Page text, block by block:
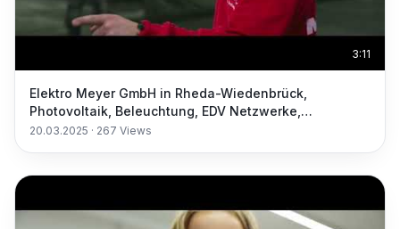
3:11
Elektro Meyer GmbH in Rheda-Wiedenbrück,
Photovoltaik, Beleuchtung, EDV Netzwerke,
Elektrogeräte
20.03.2025 · 267 Views